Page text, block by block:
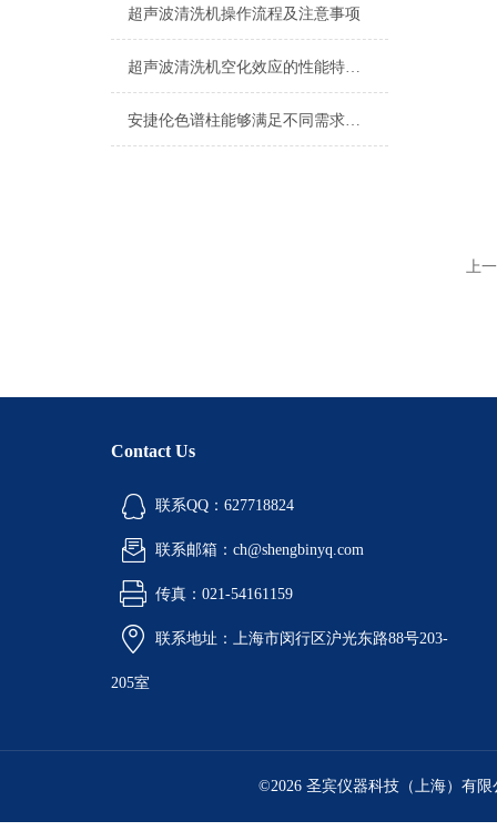
超声波清洗机操作流程及注意事项
超声波清洗机空化效应的性能特点有哪些？
安捷伦色谱柱能够满足不同需求的实验室分析
上
Contact Us
联系QQ：627718824
联系邮箱：ch@shengbinyq.com
传真：021-54161159
联系地址：上海市闵行区沪光东路88号203-
205室
©2026 圣宾仪器科技（上海）有